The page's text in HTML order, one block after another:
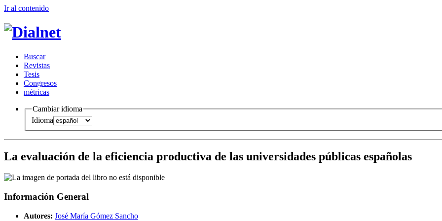
Ir al contenido
Buscar
Revistas
Tesis
Congresos
métricas
Cambiar idioma
Idioma
La evaluación de la eficiencia productiva de las universidades públicas españolas
Información General
Autores: José María Gómez Sancho